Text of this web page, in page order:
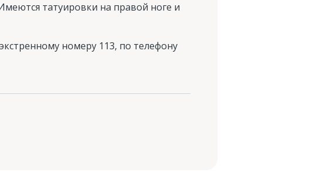
татуировки на правой ноге и
номеру 113, по телефону